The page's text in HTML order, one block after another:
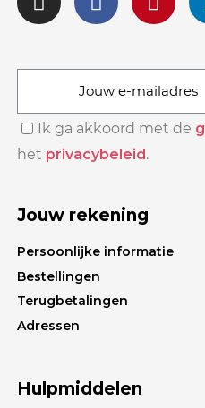
Ik ga akkoord met de
het privacybeleid.
Jouw rekening
Persoonlijke informatie
Bestellingen
Terugbetalingen
Adressen
Hulpmiddelen